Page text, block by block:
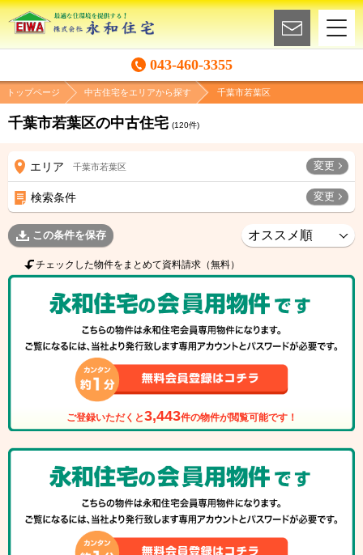
043-460-3355
トップページ 中古住宅をエリアから探す 千葉市若葉区
千葉市若葉区の中古住宅 (120件)
エリア 千葉市若葉区 変更
検索条件 変更
この条件を保存
チェックした物件をまとめて資料請求（無料）
ご登録いただくと3,443件の物件が閲覧可能です！